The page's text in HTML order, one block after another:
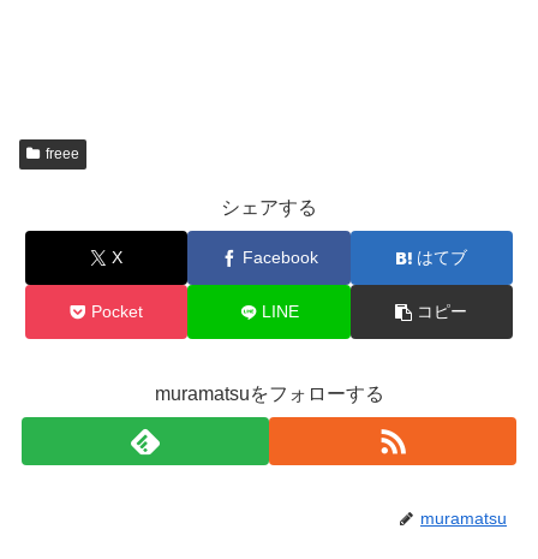
freee
シェアする
X Facebook はてブ
Pocket LINE コピー
muramatsuをフォローする
muramatsu